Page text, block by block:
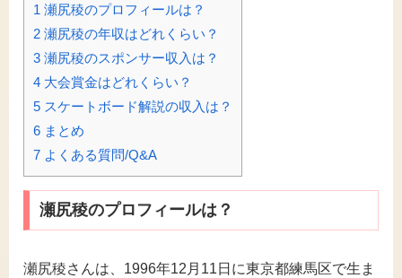
1 瀬尻稜のプロフィールは？
2 瀬尻稜の年収はどれくらい？
3 瀬尻稜のスポンサー収入は？
4 大会賞金はどれくらい？
5 スケートボード解説の収入は？
6 まとめ
7 よくある質問/Q&A
瀬尻稜のプロフィールは？
瀬尻稜さんは、1996年12月11日に東京都練馬区で生ま